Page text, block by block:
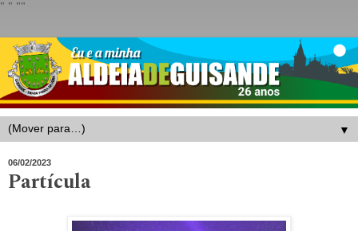
" " ""
▼
06/02/2023
Partícula